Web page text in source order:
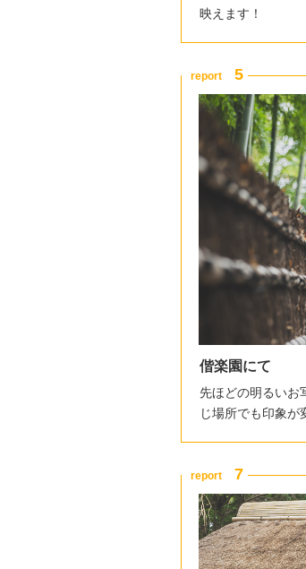
映えます！
偕楽園にて
先ほどの明るいお
じ場所でも印象が